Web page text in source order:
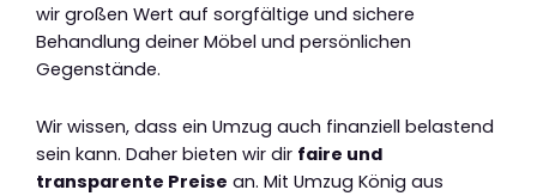
wir großen Wert auf sorgfältige und sichere
Behandlung deiner Möbel und persönlichen
Gegenstände.
Wir wissen, dass ein Umzug auch finanziell belastend
sein kann. Daher bieten wir dir faire und
transparente Preise an. Mit Umzug König aus